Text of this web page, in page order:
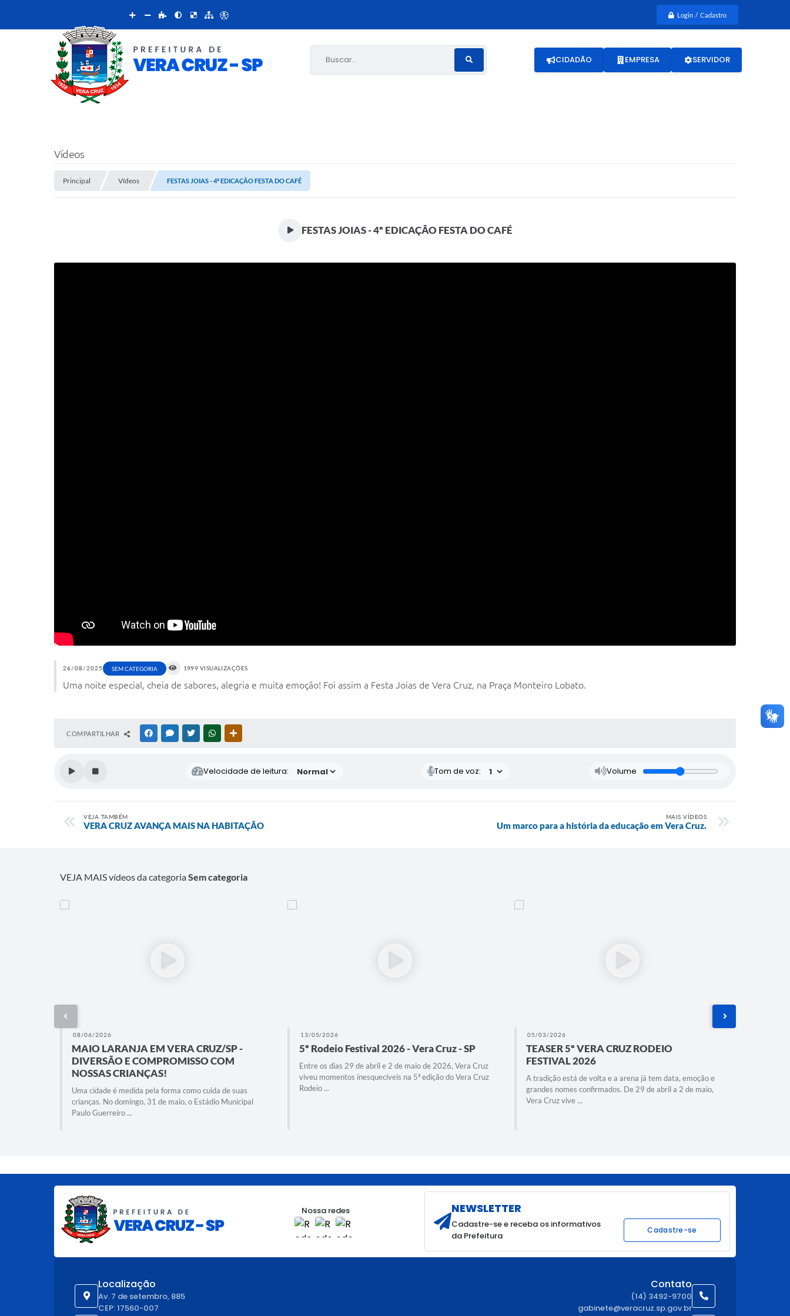
Login / Cadastro
Buscar... CIDADÃO EMPRESA SERVIDOR
Vídeos
Principal Vídeos FESTAS JOIAS - 4º EDICAÇÃO FESTA DO CAFÉ
FESTAS JOIAS - 4º EDICAÇÃO FESTA DO CAFÉ
26/08/2025 SEM CATEGORIA 1999 VISUALIZAÇÕES
Uma noite especial, cheia de sabores, alegria e muita emoção! Foi assim a Festa Joias de Vera Cruz, na Praça Monteiro Lobato.
COMPARTILHAR FACEBOOKMESSENGER
TWITTERWHATSAPP
Velocidade de leitura: Tom de voz: Volume
VEJA TAMBÉM
VERA CRUZ AVANÇA MAIS NA HABITAÇÃO
MAIS VÍDEOS
Um marco para a história da educação em Vera Cruz.
VEJA MAIS vídeos da categoriaSem categoria
08/06/2026
MAIO LARANJA EM VERA CRUZ/SP -
DIVERSÃO E COMPROMISSO COM
NOSSAS CRIANÇAS!
Uma cidade é medida pela forma como cuida de suas
crianças. No domingo, 31 de maio, o Estádio Municipal
Paulo Guerreiro ...
13/05/2026
5º Rodeio Festival 2026 - Vera Cruz - SP
Entre os dias 29 de abril e 2 de maio de 2026, Vera Cruz
viveu momentos inesquecíveis na 5ª edição do Vera Cruz
Rodeio ...
05/03/2026
TEASER 5º VERA CRUZ RODEIO
FESTIVAL 2026
A tradição está de volta e a arena já tem data, emoção e
grandes nomes confirmados. De 29 de abril a 2 de maio,
Vera Cruz vive ...
Localização
Av. 7 de setembro, 885
CEP: 17560-007
Contato
(14) 3492-9700
gabinete@veracruz.sp.gov.br
Nossa redes NEWSLETTER
Cadastre-se e receba os informativos
da Prefeitura
Cadastre-se